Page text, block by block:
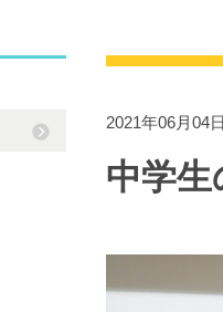
2021年06月04
中学